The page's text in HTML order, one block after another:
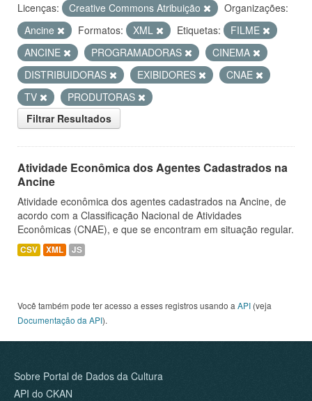
Licenças: Creative Commons Atribuição
Organizações:
Ancine
Formatos: XML Etiquetas:
FILME
ANCINE
PROGRAMADORAS
CINEMA
DISTRIBUIDORAS
EXIBIDORES
CNAE
TV
PRODUTORAS
Filtrar Resultados
Atividade Econômica dos Agentes Cadastrados na
Ancine
Atividade econômica dos agentes cadastrados na Ancine, de
acordo com a Classificação Nacional de Atividades
Econômicas (CNAE), e que se encontram em situação regular.
CSV XML JS
Você também pode ter acesso a esses registros usando a API (veja
Documentação da API).
Sobre Portal de Dados da Cultura
API do CKAN